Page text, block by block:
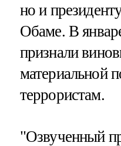
но и
Обаме. В
признали
материальной
террористам.
"Озвученный